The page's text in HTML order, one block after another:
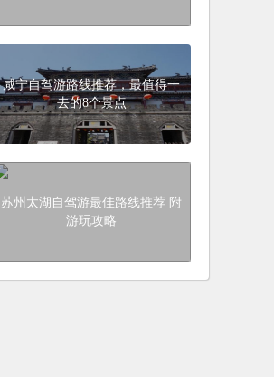
咸宁自驾游路线推荐，最值得一
去的8个景点
苏州太湖自驾游最佳路线推荐 附
游玩攻略